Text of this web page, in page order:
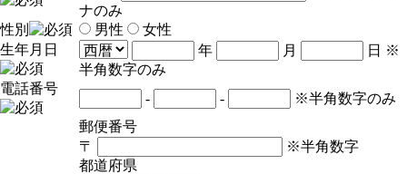
ナのみ
性別
男性
女性
生年月日
年 月 日 ※
半角数字のみ
電話番号
- - ※半角数字のみ
郵便番号
〒
※半角数字
都道府県